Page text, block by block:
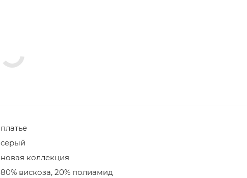
платье
серый
новая коллекция
80% вискоза, 20% полиамид